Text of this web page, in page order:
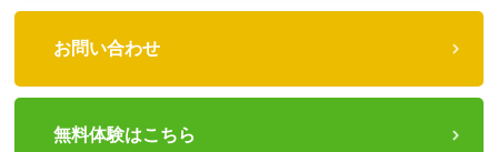
お問い合わせ
無料体験はこちら